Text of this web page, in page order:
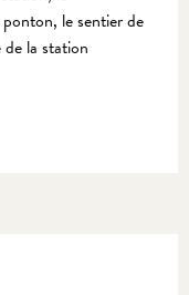
le sentier de
la station